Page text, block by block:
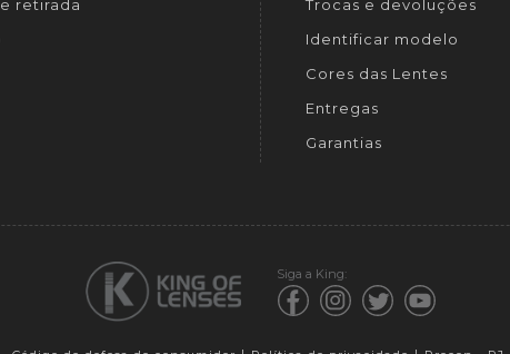
retirada
Trocas e devoluções
Identificar modelo
Cores das Lentes
Entregas
Garantias
Siga a King: